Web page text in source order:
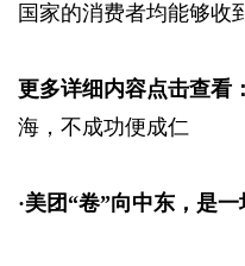
国家的消费者均能够收
更多详细内容点击查看：
海，不成功便成仁
·美团“卷”向中东，是